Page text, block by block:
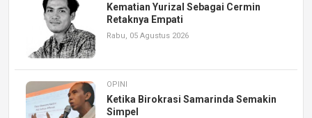
Kematian Yurizal Sebagai Cermin
Retaknya Empati
Rabu, 05 Agustus 2026
OPINI
Ketika Birokrasi Samarinda Semakin
Simpel